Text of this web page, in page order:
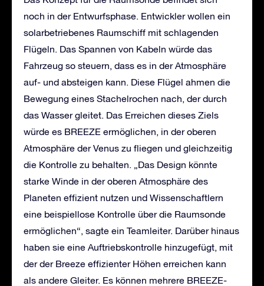
noch in der Entwurfsphase. Entwickler wollen ein
solarbetriebenes Raumschiff mit schlagenden
Flügeln. Das Spannen von Kabeln würde das
Fahrzeug so steuern, dass es in der Atmosphäre
auf- und absteigen kann. Diese Flügel ahmen die
Bewegung eines Stachelrochen nach, der durch
das Wasser gleitet. Das Erreichen dieses Ziels
würde es BREEZE ermöglichen, in der oberen
Atmosphäre der Venus zu fliegen und gleichzeitig
die Kontrolle zu behalten. „Das Design könnte
starke Winde in der oberen Atmosphäre des
Planeten effizient nutzen und Wissenschaftlern
eine beispiellose Kontrolle über die Raumsonde
ermöglichen“, sagte ein Teamleiter. Darüber hinaus
haben sie eine Auftriebskontrolle hinzugefügt, mit
der der Breeze effizienter Höhen erreichen kann
als andere Gleiter. Es können mehrere BREEZE-